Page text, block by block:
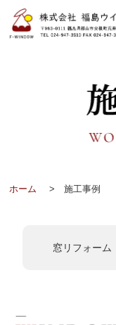
ホーム > 施工事例
窓リフォーム